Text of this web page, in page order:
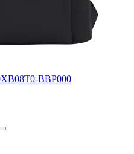
BBP000